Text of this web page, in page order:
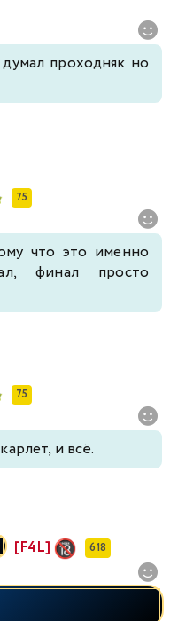
проходняк но
75
что это именно
финал просто
75
и всё.
[F4L] 618